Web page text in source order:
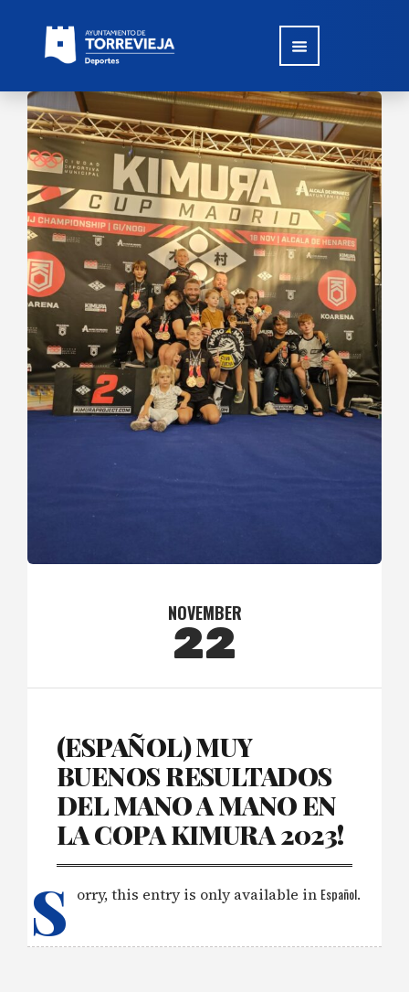
NOVEMBER
22
(ESPAÑOL) MUY
BUENOS RESULTADOS
DEL MANO A MANO EN
LA COPA KIMURA 2023!
S orry, this entry is only available in Español.